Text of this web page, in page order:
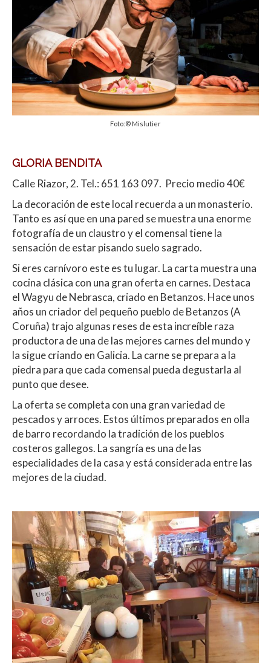
Foto:© Mislutier
GLORIA BENDITA
Calle Riazor, 2. Tel.: 651 163 097. Precio medio 40€
La decoración de este local recuerda a un monasterio.
Tanto es así que en una pared se muestra una enorme
fotografía de un claustro y el comensal tiene la
sensación de estar pisando suelo sagrado.
Si eres carnívoro este es tu lugar. La carta muestra una
cocina clásica con una gran oferta en carnes. Destaca
el Wagyu de Nebrasca, criado en Betanzos. Hace unos
años un criador del pequeño pueblo de Betanzos (A
Coruña) trajo algunas reses de esta increíble raza
productora de una de las mejores carnes del mundo y
la sigue criando en Galicia. La carne se prepara a la
piedra para que cada comensal pueda degustarla al
punto que desee.
La oferta se completa con una gran variedad de
pescados y arroces. Estos últimos preparados en olla
de barro recordando la tradición de los pueblos
costeros gallegos. La sangría es una de las
especialidades de la casa y está considerada entre las
mejores de la ciudad.